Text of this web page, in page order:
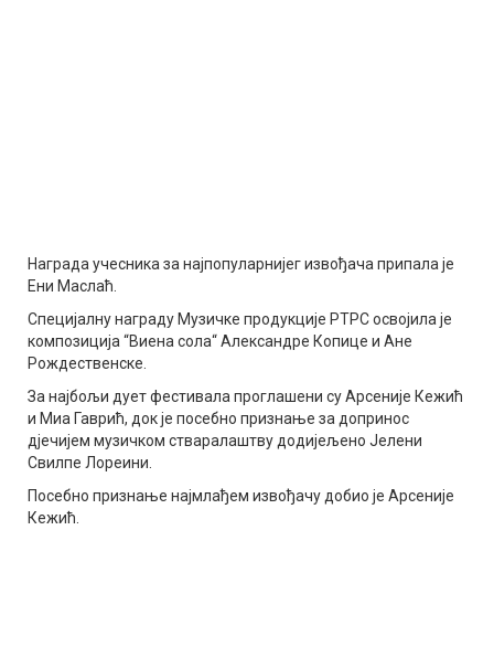
Награда учесника за најпопуларнијег извођача припала је
Ени Маслаћ.
Специјалну награду Музичке продукције РТРС освојила је
композиција “Виена сола“ Александре Копице и Ане
Рождественске.
За најбољи дует фестивала проглашени су Арсеније Кежић
и Миа Гаврић, док је посебно признање за допринос
дјечијем музичком стваралаштву додијељено Јелени
Свилпе Лореини.
Посебно признање најмлађем извођачу добио је Арсеније
Кежић.